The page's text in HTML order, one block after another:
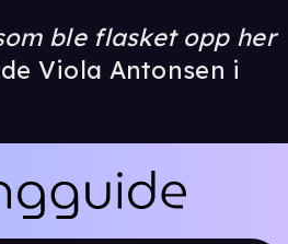
ble flasket opp her
Viola Antonsen i